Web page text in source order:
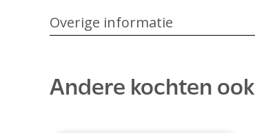
Overige informatie
Andere kochten ook